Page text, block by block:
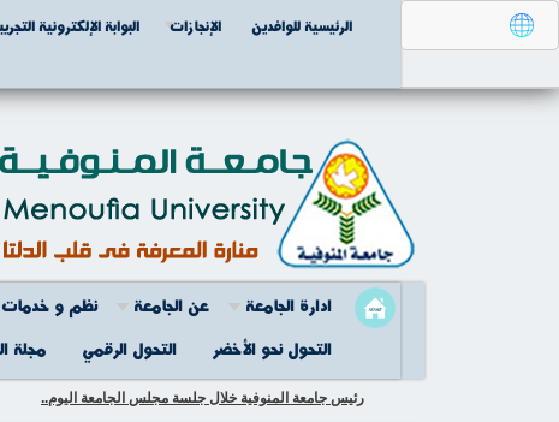
الرئيسية للوافدين الإنجازات البوابة الإلكترونية
ادارة الجامعة عن الجامعة نظم و خدمات
التحول نحو الأخضر
التحول الرقمي مجلة
رئيس جامعة المنوفية خلال جلسة مجلس الجامعة اليوم..